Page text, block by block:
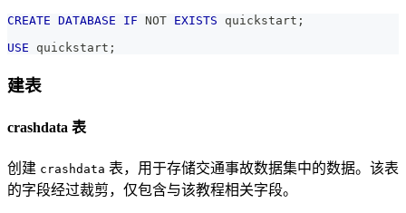
CREATE DATABASE IF NOT EXISTS quickstart ;
USE quickstart ;
建表
crashdata 表
创建 crashdata 表，用于存储交通事故数据集中的数据。该表
的字段经过裁剪，仅包含与该教程相关字段。